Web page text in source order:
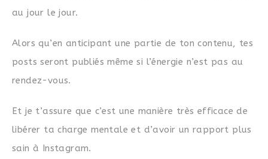
au jour le jour.
Alors qu’en anticipant une partie de ton contenu, tes
posts seront publiés même si l’énergie n’est pas au
rendez-vous.
Et je t’assure que c’est une manière très efficace de
libérer ta charge mentale et d’avoir un rapport plus
sain à Instagram.